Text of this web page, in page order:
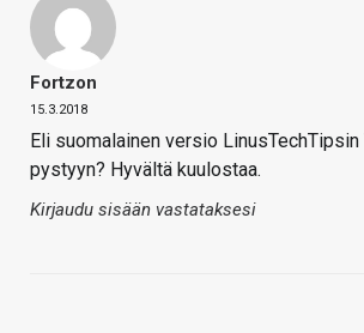
Fortzon
15.3.2018
Eli suomalainen versio
pystyyn? Hyvältä kuulostaa.
Kirjaudu sisään vastataksesi